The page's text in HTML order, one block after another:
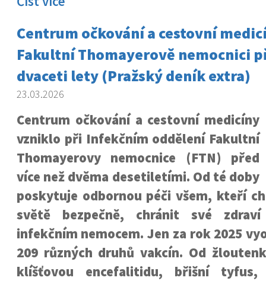
Centrum očkování a cestovní
Fakultní Thomayerově nemocnici
dvaceti lety (Pražský deník extra)
23.03.2026
Centrum očkování a cestovní medicíny
vzniklo při Infekčním oddělení Fakultní
Thomayerovy nemocnice (FTN) před
více než dvěma desetiletími. Od té doby
poskytuje odbornou péči všem, kteří
světě bezpečně, chránit své
infekčním nemocem. Jen za rok 2025
209 různých druhů vakcín. Od
klíšťovou encefalitidu, břišní tyfus,